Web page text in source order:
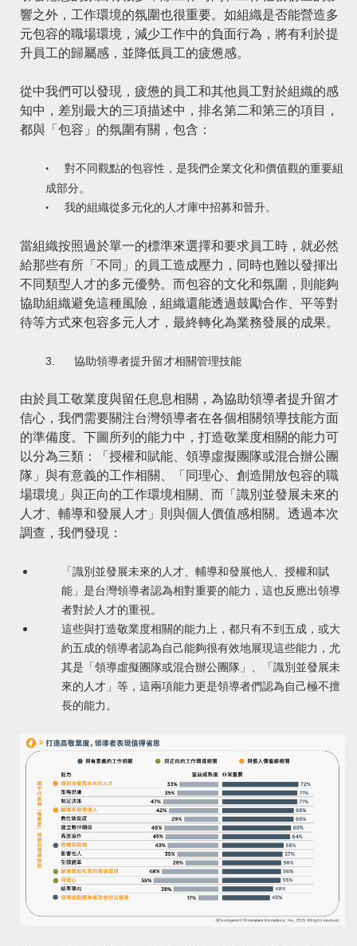
響之外，工作環境的氛圍也很重要。如組織是否能營造多
元包容的職場環境，減少工作中的負面行為，將有利於提
升員工的歸屬感，並降低員工的疲憊感。
從中我們可以發現，疲憊的員工和其他員工對於組織的感
知中，差別最大的三項描述中，排名第二和第三的項目，
都與「包容」的氛圍有關，包含：
•
對不同觀點的包容性，是我們企業文化和價值觀的重要組
成部分。
• 我的組織從多元化的人才庫中招募和晉升。
當組織按照過於單一的標準來選擇和要求員工時，就必然
給那些有所「不同」的員工造成壓力，同時也難以發揮出
不同類型人才的多元優勢。而包容的文化和氛圍，則能夠
協助組織避免這種風險，組織還能透過鼓勵合作、平等對
待等方式來包容多元人才，最終轉化為業務發展的成果。
3. 協助領導者提升留才相關管理技能
由於員工敬業度與留任息息相關，為協助領導者提升留才
信心，我們需要關注台灣領導者在各個相關領導技能方面
的準備度。下圖所列的能力中，打造敬業度相關的能力可
以分為三類：「授權和賦能、領導虛擬團隊或混合辦公團
隊」與有意義的工作相關、「同理心、創造開放包容的職
場環境」與正向的工作環境相關、而「識別並發展未來的
人才、輔導和發展人才」則與個人價值感相關。透過本次
調查，我們發現：
「識別並發展未來的人才、輔導和發展他人、授權和賦
能」是台灣領導者認為相對重要的能力，這也反應出領導
者對於人才的重視。
這些與打造敬業度相關的能力上，都只有不到五成，或大
約五成的領導者認為自己能夠很有效地展現這些能力，尤
其是「領導虛擬團隊或混合辦公團隊」、「識別並發展未
來的人才」等，這兩項能力更是領導者們認為自己極不擅
長的能力。